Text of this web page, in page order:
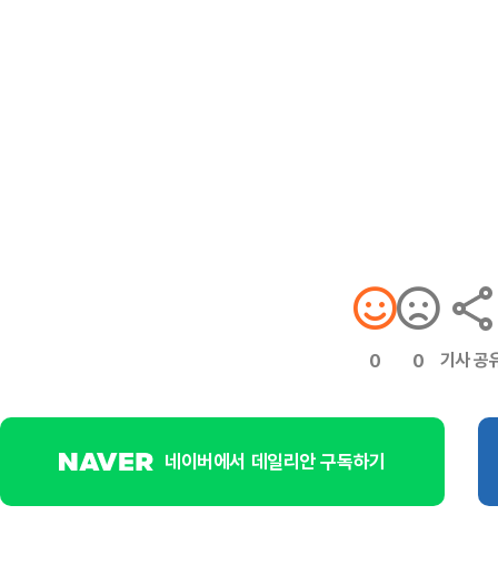
0 0 기사 공
네이버에서 데일리안 구독하기